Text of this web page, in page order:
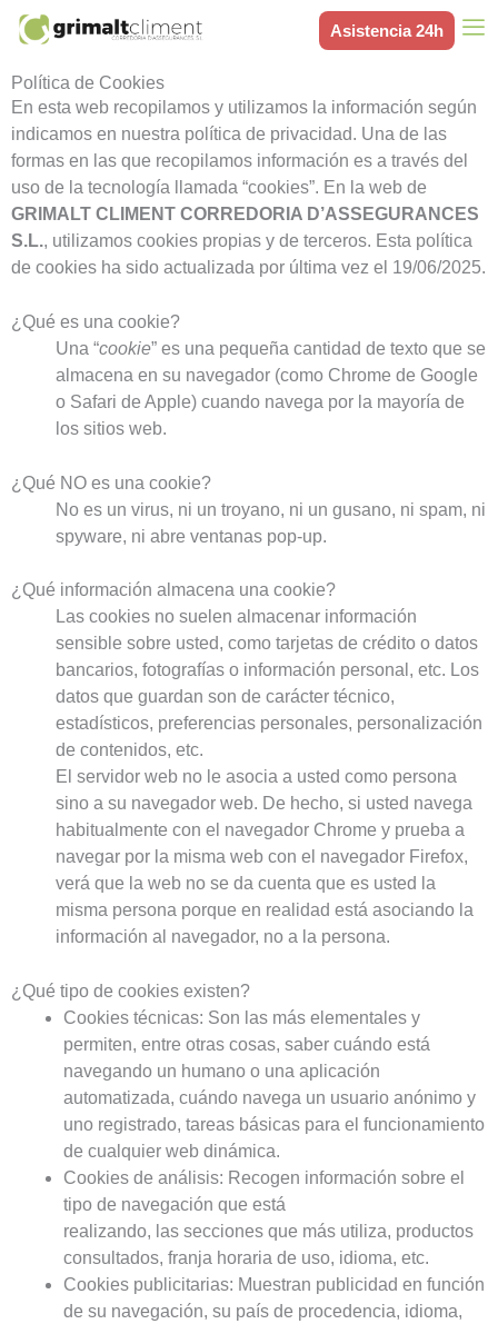
Asistencia 24h
Política de Cookies
En esta web recopilamos y utilizamos la información según
indicamos en nuestra política de privacidad. Una de las
formas en las que recopilamos información es a través del
uso de la tecnología llamada “cookies”. En la web de
GRIMALT CLIMENT CORREDORIA D’ASSEGURANCES
S.L., utilizamos cookies propias y de terceros. Esta política
de cookies ha sido actualizada por última vez el 19/06/2025.
¿Qué es una cookie?
Una “cookie” es una pequeña cantidad de texto que se
almacena en su navegador (como Chrome de Google
o Safari de Apple) cuando navega por la mayoría de
los sitios web.
¿Qué NO es una cookie?
No es un virus, ni un troyano, ni un gusano, ni spam, ni
spyware, ni abre ventanas pop-up.
¿Qué información almacena una cookie?
Las cookies no suelen almacenar información
sensible sobre usted, como tarjetas de crédito o datos
bancarios, fotografías o información personal, etc. Los
datos que guardan son de carácter técnico,
estadísticos, preferencias personales, personalización
de contenidos, etc.
El servidor web no le asocia a usted como persona
sino a su navegador web. De hecho, si usted navega
habitualmente con el navegador Chrome y prueba a
navegar por la misma web con el navegador Firefox,
verá que la web no se da cuenta que es usted la
misma persona porque en realidad está asociando la
información al navegador, no a la persona.
¿Qué tipo de cookies existen?
Cookies técnicas: Son las más elementales y
permiten, entre otras cosas, saber cuándo está
navegando un humano o una aplicación
automatizada, cuándo navega un usuario anónimo y
uno registrado, tareas básicas para el funcionamiento
de cualquier web dinámica.
Cookies de análisis: Recogen información sobre el
tipo de navegación que está
realizando, las secciones que más utiliza, productos
consultados, franja horaria de uso, idioma, etc.
Cookies publicitarias: Muestran publicidad en función
de su navegación, su país de procedencia, idioma,